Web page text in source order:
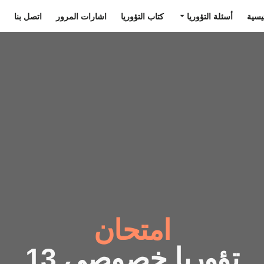
أسئلة التؤوريا كتاب التؤوريا اشارات المرور اتصل بنا
امتحان